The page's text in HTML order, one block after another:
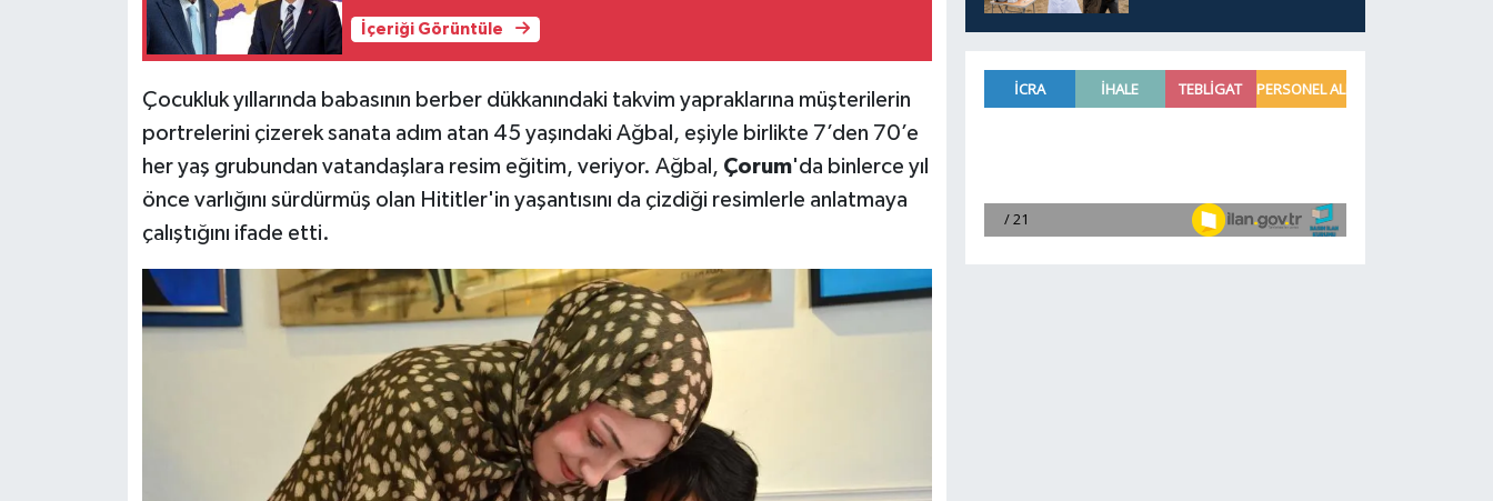
İçeriği Görüntüle
Çocukluk yıllarında babasının berber dükkanındaki takvim yapraklarına müşterilerin
portrelerini çizerek sanata adım atan 45 yaşındaki Ağbal, eşiyle birlikte 7’den 70’e
her yaş grubundan vatandaşlara resim eğitim, veriyor. Ağbal, Çorum'da binlerce yıl
önce varlığını sürdürmüş olan Hititler'in yaşantısını da çizdiği resimlerle anlatmaya
çalıştığını ifade etti.